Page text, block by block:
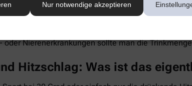
Nur notwendige akzeptieren
anderen Organen zusetzt. So kann Hitzestress
gilt: Zwei bis drei Liter täglich sollten es
Auch wasserreiches Obst und Gemüse wie
Nierenerkrankungen sollte man die
Hitzschlag: Was ist das